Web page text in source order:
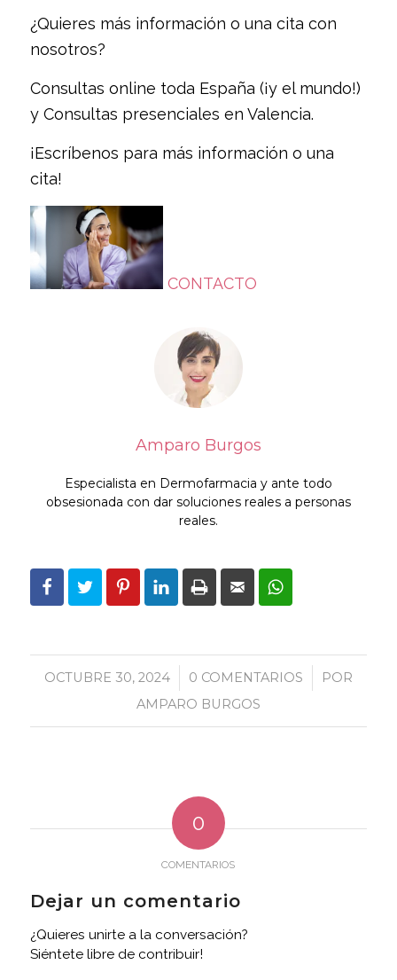
¿Quieres más información o una cita con
nosotros?
Consultas online toda España (¡y el mundo!)
y Consultas presenciales en Valencia.
¡Escríbenos para más información o una
cita!
CONTACTO
Amparo Burgos
Especialista en Dermofarmacia y ante todo
obsesionada con dar soluciones reales a personas
reales.
OCTUBRE 30, 2024
/ 0 COMENTARIOS
/
POR
AMPARO BURGOS
0
COMENTARIOS
Dejar un comentario
¿Quieres unirte a la conversación?
Siéntete libre de contribuir!